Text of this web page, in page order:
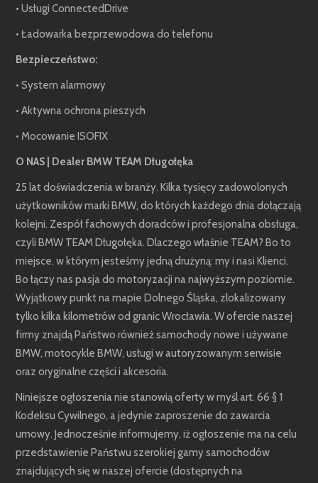
• Usługi ConnectedDrive
• Ładowarka bezprzewodowa do telefonu
Bezpieczeństwo:
• System alarmowy
• Aktywna ochrona pieszych
• Mocowanie ISOFIX
O NAS | Dealer BMW TEAM Długołęka
25 lat doświadczenia w branży. Kilka tysięcy zadowolonych
użytkowników marki BMW, do których każdego dnia dołączają
kolejni. Zespół fachowych doradców i profesjonalna obsługa,
czyli BMW TEAM Długołęka. Dlaczego właśnie TEAM? Bo to
miejsce, w którym jesteśmy jedną drużyną: my i nasi Klienci.
Bo łączy nas pasja do motoryzacji na najwyższym poziomie.
Wyjątkowy punkt na mapie Dolnego Śląska, zlokalizowany
tylko kilka kilometrów od granic Wrocławia. W ofercie naszej
firmy znajdą Państwo również samochody nowe i używane
BMW, motocykle BMW, usługi w autoryzowanym serwisie
oraz oryginalne części i akcesoria.
Niniejsze ogłoszenia nie stanowią oferty w myśl art. 66 § 1
Kodeksu Cywilnego, a jedynie zaproszenie do zawarcia
umowy. Jednocześnie informujemy, iż ogłoszenie ma na celu
przedstawienie Państwu szerokiej gamy samochodów
znajdujących się w naszej ofercie (dostępnych na